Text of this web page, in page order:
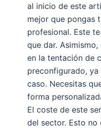
al inicio de este
mejor que pongas
profesional. Este
que dar.
en la tentación de
preconfigurado,
caso. Necesitas
forma
El coste de este
del sector. Esto no